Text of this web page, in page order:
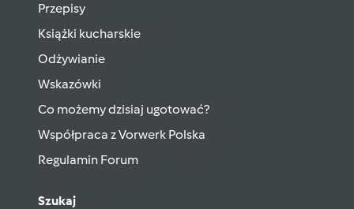
Przepisy
Książki kucharskie
Odżywianie
Wskazówki
Co możemy dzisiaj ugotować?
Współpraca z Vorwerk Polska
Regulamin Forum
Szukaj